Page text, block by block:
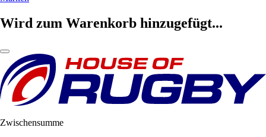
Wird zum Warenkorb hinzugefügt...
Zwischensumme